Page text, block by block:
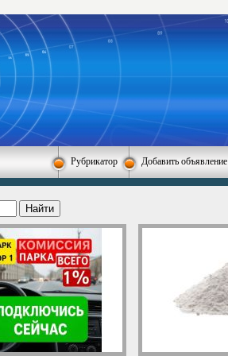
Рубрикатор Добавить объявление